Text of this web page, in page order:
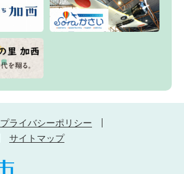
プライバシーポリシー
サイトマップ